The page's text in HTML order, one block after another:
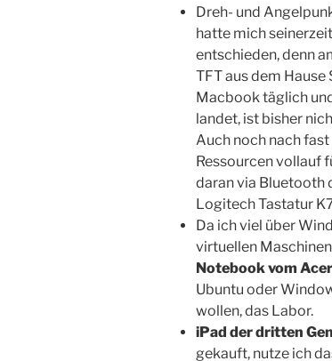
Dreh- und
hatte mich
entschieden, denn
TFT aus dem
Macbook täglich
landet, ist bisher
Auch noch nach
Ressourcen vollauf
daran via Bluetooth
Logitech Tastatur
Da ich viel über
virtuellen
Notebook vom Acer
Ubuntu oder
wollen, das Labor.
iPad der dritten
gekauft, nutze ich